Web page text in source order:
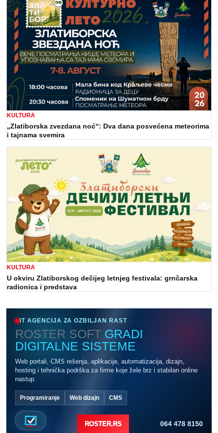
KULTURA
„Zlatiborska zvezdana noć“: Dva dana posvećena meteorima
i tajnama svemira
KULTURA
U okviru Zlatiborskog dečijeg letnjeg festivala: grnčarska
radionica i predstava
IT AGENCIJA ZA OZBILJAN RAST
ROSTER SOFT GRADI
DIGITALNE SISTEME
Web portali, CMS rešenja, aplikacije, automatizacija, dizajn,
hosting i tehnička podrška za firme koje žele brz i stabilan online
nastup.
Programiranje Web dizajn CMS
ROSTER.RS 064 478 8150